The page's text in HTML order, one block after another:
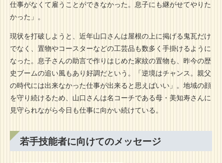
仕事がなくて雇うことができなかった。息子にも継がせてやりた
かった」。
現状を打破しようと、近年山口さんは屋根の上に掲げる鬼瓦だけ
でなく、置物やコースターなどの工芸品も数多く手掛けるように
なった。息子さんの助言で作りはじめた家紋の置物も、昨今の歴
史ブームの追い風もあり好調だという。「逆境はチャンス。親父
の時代には出来なかった仕事が出来ると思えばいい」。地域の顔
を守り続けるため、山口さんは名コーチである母・美知寿さんに
見守られながら今日も仕事に向かい続けている。
若手技能者に向けてのメッセージ